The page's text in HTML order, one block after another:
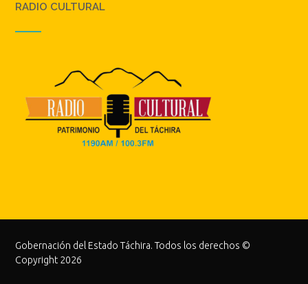
RADIO CULTURAL
Gobernación del Estado Táchira. Todos los derechos ©
Copyright 2026